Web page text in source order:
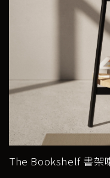
The Bookshelf 書架